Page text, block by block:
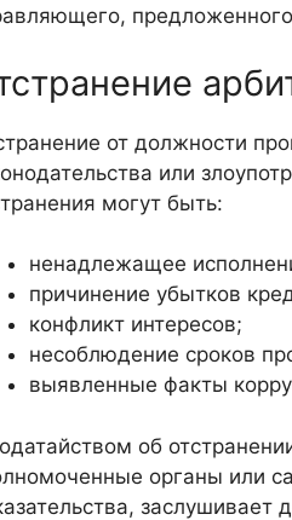
от должности
или
могут быть:
ненадлежащее
причинение убытков
конфликт интересов;
несоблюдение сроков
выявленные факты
об
органы или